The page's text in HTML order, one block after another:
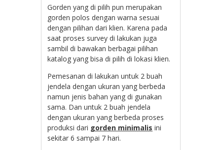
Gorden yang di pilih pun merupakan
gorden polos dengan warna sesuai
dengan pilihan dari klien. Karena pada
saat proses survey di lakukan juga
sambil di bawakan berbagai pilihan
katalog yang bisa di pilih di lokasi klien.
Pemesanan di lakukan untuk 2 buah
jendela dengan ukuran yang berbeda
namun jenis bahan yang di gunakan
sama. Dan untuk 2 buah jendela
dengan ukuran yang berbeda proses
produksi dari gorden minimalis ini
sekitar 6 sampai 7 hari.